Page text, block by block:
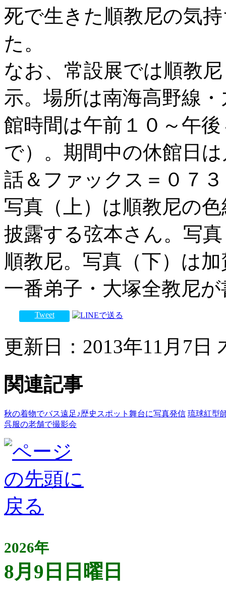
死で生きた順教尼の気
た。
なお、常設展では順教
示。場所は南海高野線
館時間は午前１０～午
で）。期間中の休館日
話＆ファックス＝０７
写真（上）は順教尼の
披露する弦本さん。写
順教尼。写真（下）は
一番弟子・大塚全教尼
Tweet
更新日：2013年11月7日
関連記事
秋の着物でバス遠足♪歴史スポット舞台に写真発信 琉球紅型
呉服の老舗で撮影会
2026年
8月9日日曜日